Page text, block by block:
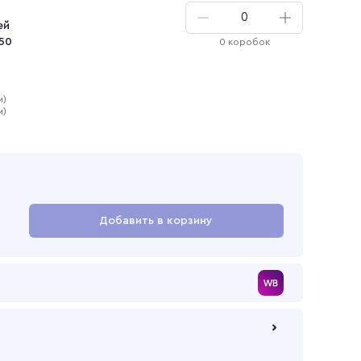
0 коробок
Добавить в корзину